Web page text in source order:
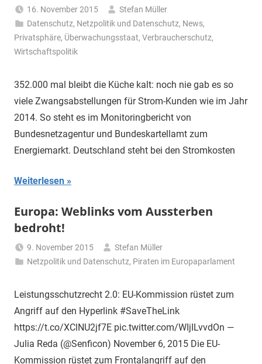
16. November 2015
Stefan Müller
Datenschutz, Netzpolitik und Datenschutz, News,
Privatsphäre, Überwachungsstaat, Verbraucherschutz,
Wirtschaftspolitik
352.000 mal bleibt die Küche kalt: noch nie gab es so
viele Zwangsabstellungen für Strom-Kunden wie im Jahr
2014. So steht es im Monitoringbericht von
Bundesnetzagentur und Bundeskartellamt zum
Energiemarkt. Deutschland steht bei den Stromkosten
Weiterlesen
Europa: Weblinks vom Aussterben
bedroht!
9. November 2015
Stefan Müller
Netzpolitik und Datenschutz, Piraten im Europaparlament
Leistungsschutzrecht 2.0: EU-Kommission rüstet zum
Angriff auf den Hyperlink #SaveTheLink
https://t.co/XClNU2jf7E pic.twitter.com/WIjILvvdOn —
Julia Reda (@Senficon) November 6, 2015 Die EU-
Kommission rüstet zum Frontalangriff auf den